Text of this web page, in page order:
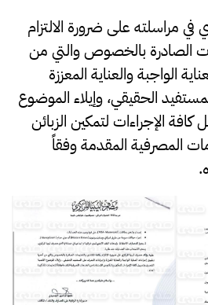
في مراسلته على ضرورة الالتزام
الصادرة بالخصوص والتي من
الواجبة والعناية المعززة
الحقيقي، وإيلاء الموضوع
الإجراءات لتمكين الزبائن
المصرفية المقدمة وفقاً